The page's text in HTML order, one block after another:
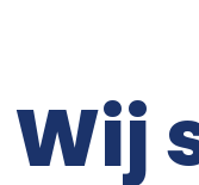
Wij